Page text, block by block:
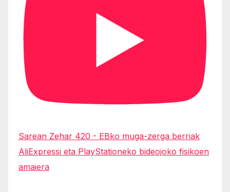
Sarean Zehar 420 - EBko muga-zerga berriak
AliExpressi eta PlayStationeko bideojoko fisikoen
amaiera